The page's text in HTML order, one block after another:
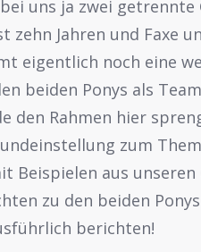
uns ja zwei
zehn Jahren und Faxe
eigentlich noch eine
beiden Ponys als
den Rahmen hier
zum
Beispielen aus
zu den beiden
berichten!